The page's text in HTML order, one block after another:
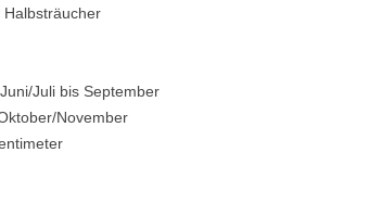
Juli bis September
November